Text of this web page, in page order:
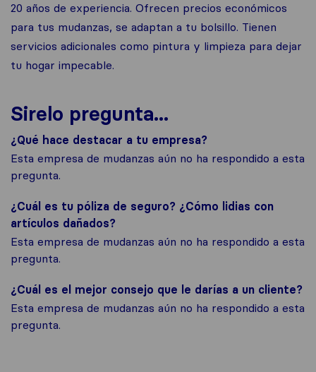
20 años de experiencia. Ofrecen precios económicos
para tus mudanzas, se adaptan a tu bolsillo. Tienen
servicios adicionales como pintura y limpieza para dejar
tu hogar impecable.
Sirelo pregunta...
¿Qué hace destacar a tu empresa?
Esta empresa de mudanzas aún no ha respondido a esta
pregunta.
¿Cuál es tu póliza de seguro? ¿Cómo lidias con
artículos dañados?
Esta empresa de mudanzas aún no ha respondido a esta
pregunta.
¿Cuál es el mejor consejo que le darías a un cliente?
Esta empresa de mudanzas aún no ha respondido a esta
pregunta.